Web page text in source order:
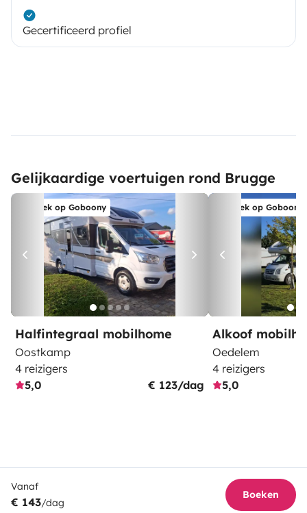
Gecertificeerd profiel
Gelijkaardige voertuigen rond Brugge
Boek op Goboony
Halfintegraal mobilhome
Oostkamp
4 reizigers
5,0
€ 123/dag
Boek op Goboony
Alkoof
Oedelem
4 reizigers
5,0
Vanaf
€ 143/dag
Boeken